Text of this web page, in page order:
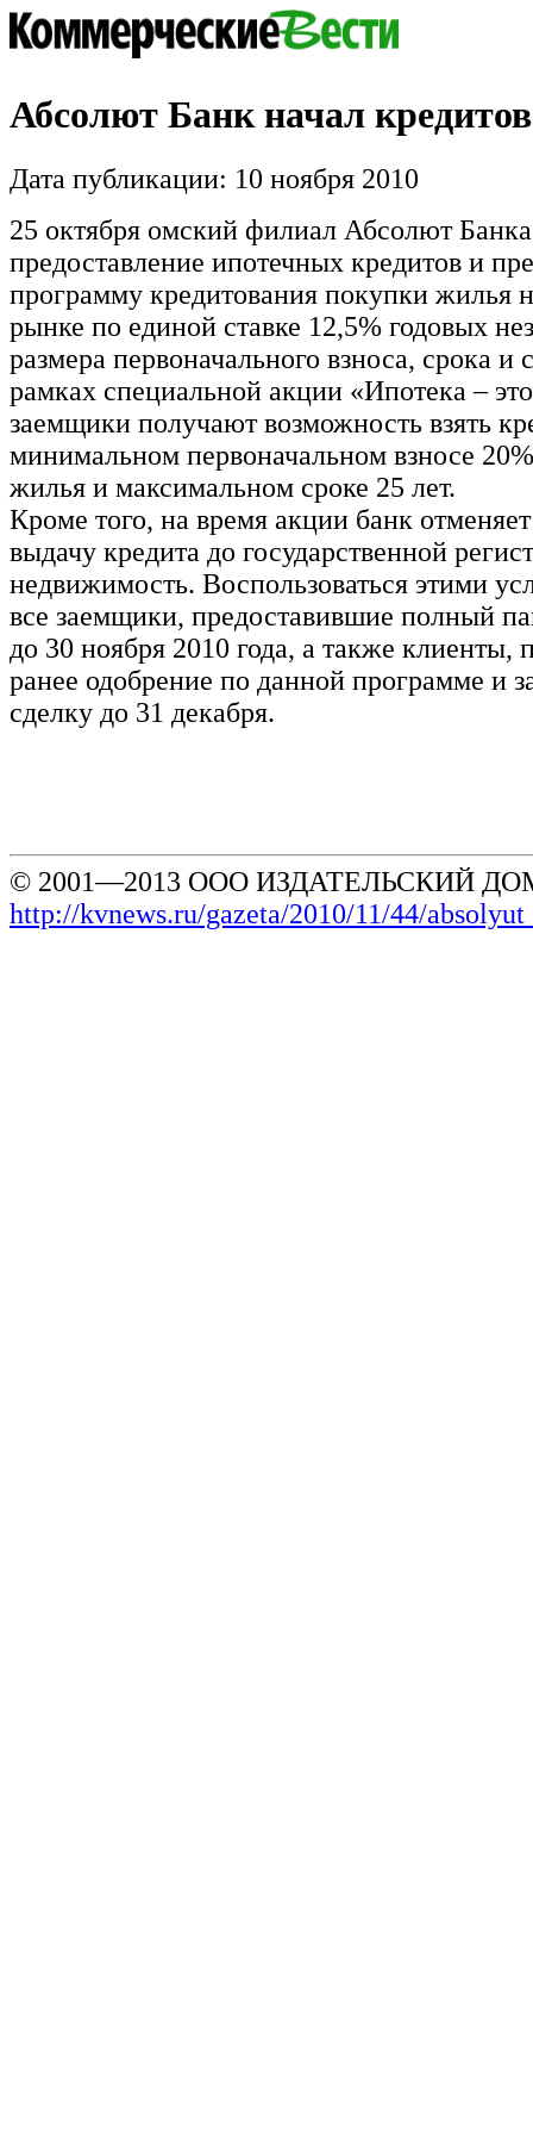
Абсолют Банк начал
Дата публикации: 10 ноября 2010
25 октября омский филиал Абсолют
предоставление ипотечных кредитов и
программу кредитования покупки жилья
рынке по единой ставке 12,5% годовых
размера первоначального взноса, срока
рамках специальной акции «Ипотека –
заемщики получают возможность взять
минимальном первоначальном взносе
жилья и максимальном сроке 25 лет.
Кроме того, на время акции банк
выдачу кредита до государственной
недвижимость. Воспользоваться этими
все заемщики, предоставившие полный
до 30 ноября 2010 года, а также клиенты,
ранее одобрение по данной программе и
сделку до 31 декабря.
© 2001—2013 ООО ИЗДАТЕЛЬСКИЙ
http://kvnews.ru/gazeta/2010/11/44/